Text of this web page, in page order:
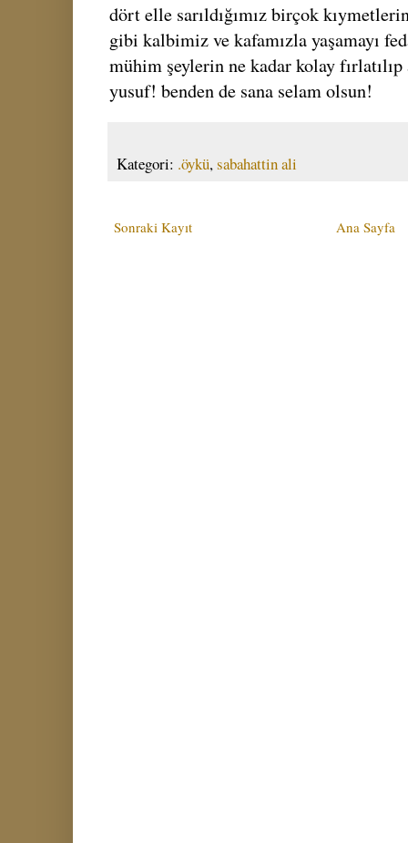
dört elle sarıldığımız birçok
gibi kalbimiz ve kafamızla yaşamayı
mühim şeylerin ne kadar kolay
yusuf! benden de sana selam olsun!
Kategori: .öykü,sabahattin ali
Sonraki Kayıt Ana Sayfa